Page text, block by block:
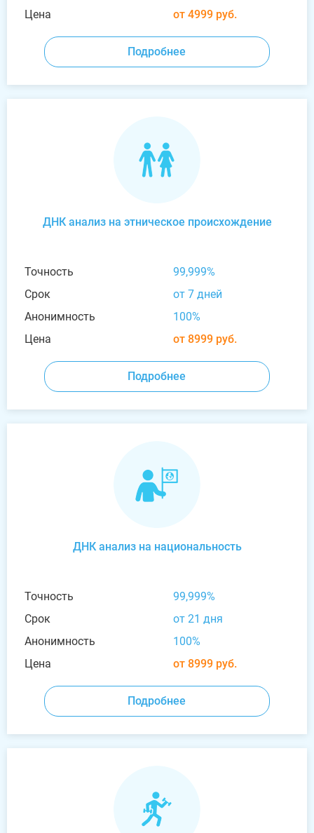
Цена
от 4999 руб.
Подробнее
ДНК анализ на этническое происхождение
Точность
99,999%
Срок
от 7 дней
Анонимность
100%
Цена
от 8999 руб.
Подробнее
ДНК анализ на национальность
Точность
99,999%
Срок
от 21 дня
Анонимность
100%
Цена
от 8999 руб.
Подробнее